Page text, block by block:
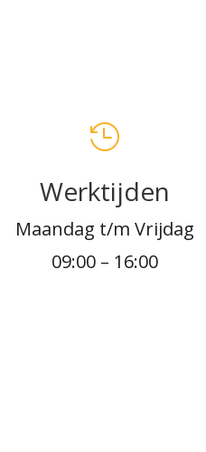

Werktijden
Maandag t/m Vrijdag
09:00 – 16:00